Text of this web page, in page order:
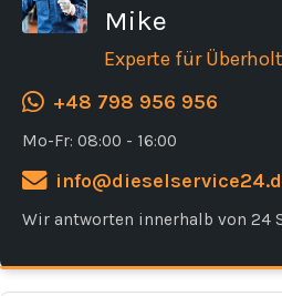
Mike
Experte für
+48 798 956 956
Mo-Fr: 08:00 - 16:00
Wir antworten innerhalb von 24